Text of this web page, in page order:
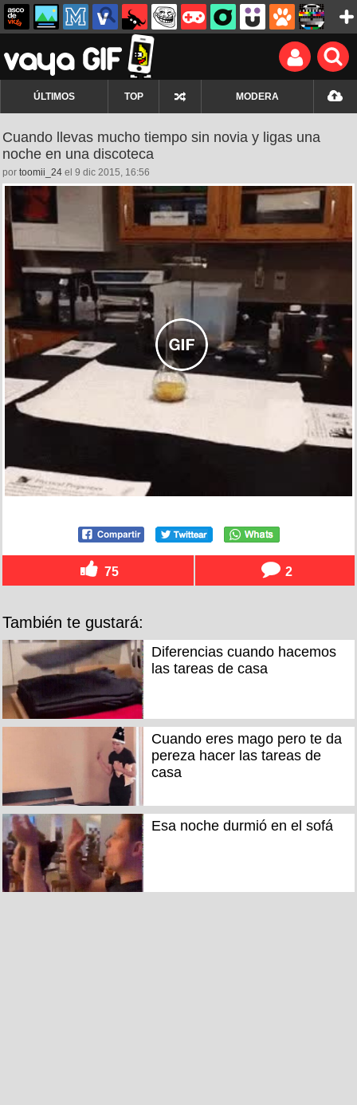
ÚLTIMOS TOP MODERA
Cuando llevas mucho tiempo sin novia y ligas una
noche en una discoteca
por toomii_24 el 9 dic 2015, 16:56
75 2
También te gustará:
Diferencias cuando hacemos
las tareas de casa
Cuando eres mago pero te da
pereza hacer las tareas de
casa
Esa noche durmió en el sofá